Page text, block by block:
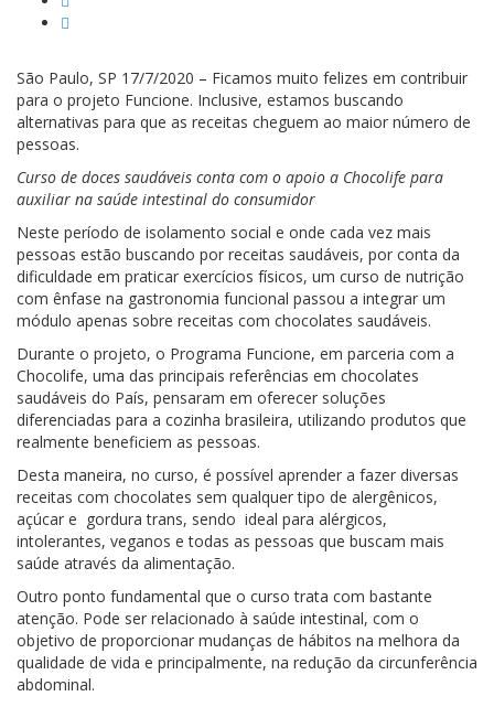
São Paulo, SP 17/7/2020 – Ficamos muito felizes em contribuir
para o projeto Funcione. Inclusive, estamos buscando
alternativas para que as receitas cheguem ao maior número de
pessoas.
Curso de doces saudáveis conta com o apoio a Chocolife para
auxiliar na saúde intestinal do consumidor
Neste período de isolamento social e onde cada vez mais
pessoas estão buscando por receitas saudáveis, por conta da
dificuldade em praticar exercícios físicos, um curso de nutrição
com ênfase na gastronomia funcional passou a integrar um
módulo apenas sobre receitas com chocolates saudáveis.
Durante o projeto, o Programa Funcione, em parceria com a
Chocolife, uma das principais referências em chocolates
saudáveis do País, pensaram em oferecer soluções
diferenciadas para a cozinha brasileira, utilizando produtos que
realmente beneficiem as pessoas.
Desta maneira, no curso, é possível aprender a fazer diversas
receitas com chocolates sem qualquer tipo de alergênicos,
açúcar e gordura trans, sendo ideal para alérgicos,
intolerantes, veganos e todas as pessoas que buscam mais
saúde através da alimentação.
Outro ponto fundamental que o curso trata com bastante
atenção. Pode ser relacionado à saúde intestinal, com o
objetivo de proporcionar mudanças de hábitos na melhora da
qualidade de vida e principalmente, na redução da circunferência
abdominal.